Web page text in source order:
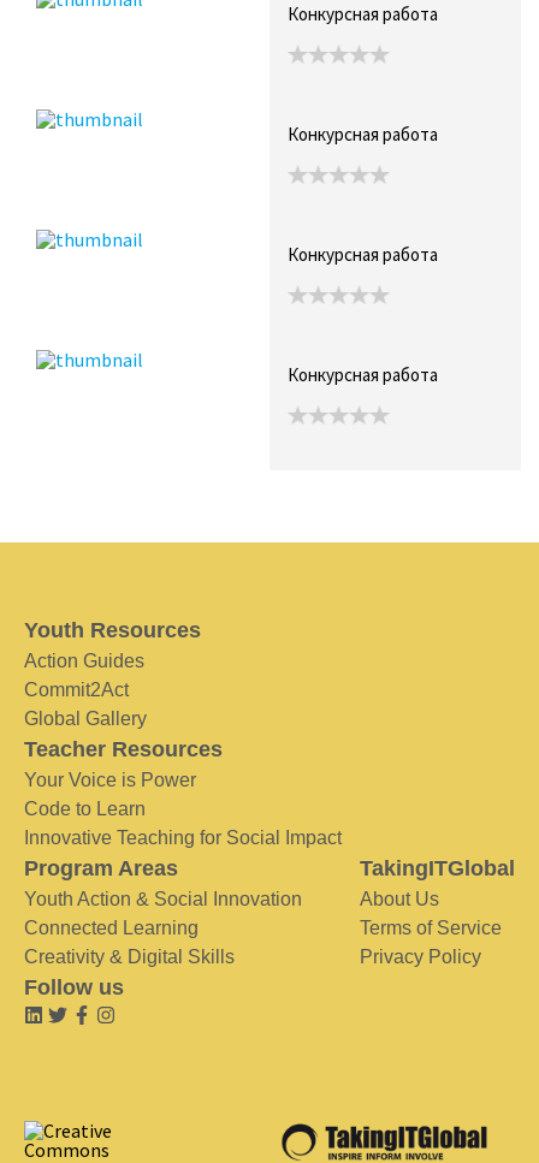
Конкурсная работа
Конкурсная работа
Конкурсная работа
Конкурсная работа
Youth Resources
Action Guides
Commit2Act
Global Gallery
Teacher Resources
Your Voice is Power
Code to Learn
Innovative Teaching for Social Impact
Program Areas
Youth Action & Social Innovation
Connected Learning
Creativity & Digital Skills
TakingITGlobal
About Us
Terms of Service
Privacy Policy
Follow us